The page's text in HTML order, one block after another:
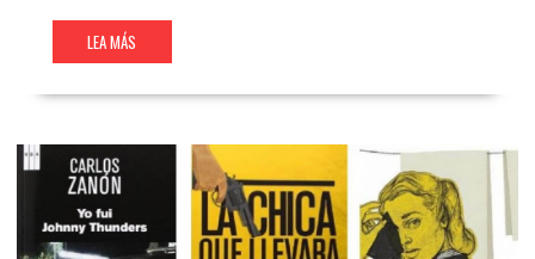
LEA MÁS